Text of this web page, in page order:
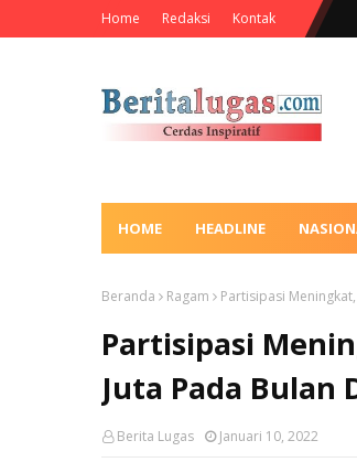
Home Redaksi Kontak
HOME HEADLINE
Beranda Ragam Partisipasi
Partisipasi
Juta Pada Bulan
Berita Lugas Januari 10, 2022